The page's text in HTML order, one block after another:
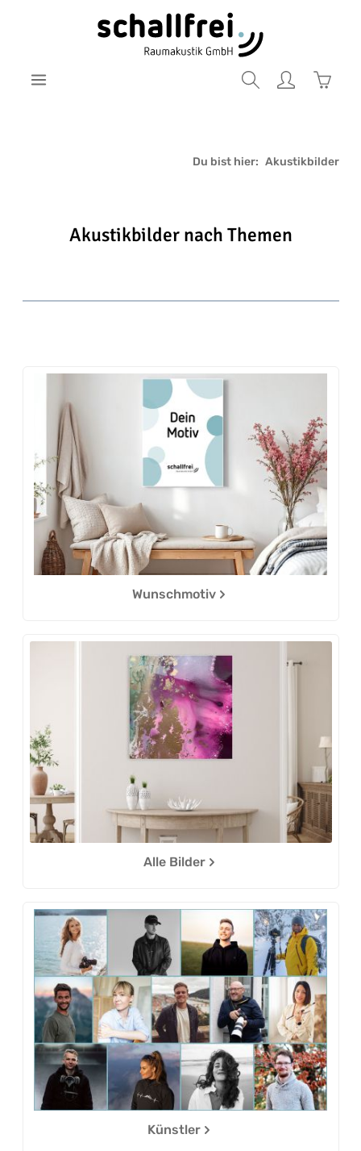
Zum Hauptinhalt springen
Du bist hier: Akustikbilder
Akustikbilder nach Themen
Kategoriegalerie überspringen
Wunschmotiv
Alle Bilder
Künstler